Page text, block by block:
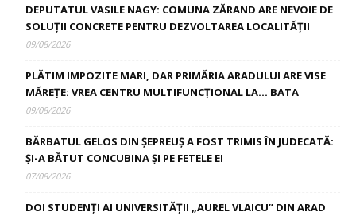
DEPUTATUL VASILE NAGY: COMUNA ZĂRAND ARE NEVOIE DE
SOLUȚII CONCRETE PENTRU DEZVOLTAREA LOCALITĂȚII
09/08/2026
PLĂTIM IMPOZITE MARI, DAR PRIMĂRIA ARADULUI ARE VISE
MĂREȚE: VREA CENTRU MULTIFUNCȚIONAL LA… BATA
09/08/2026
BĂRBATUL GELOS DIN ȘEPREUȘ A FOST TRIMIS ÎN JUDECATĂ:
ȘI-A BĂTUT CONCUBINA ȘI PE FETELE EI
07/08/2026
DOI STUDENȚI AI UNIVERSITĂȚII „AUREL VLAICU” DIN ARAD